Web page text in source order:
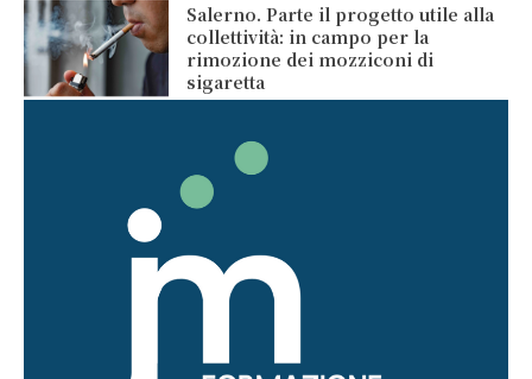
Salerno. Parte il progetto utile alla
collettività: in campo per la
rimozione dei mozziconi di
sigaretta